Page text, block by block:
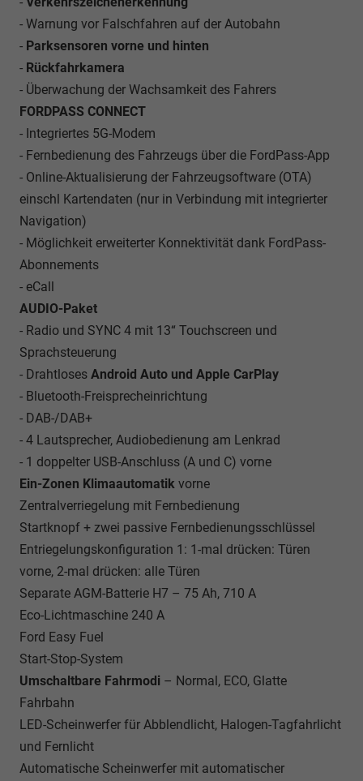
- Warnung vor Falschfahren auf der Autobahn
- Parksensoren vorne und hinten
- Rückfahrkamera
- Überwachung der Wachsamkeit des Fahrers
FORDPASS CONNECT
- Integriertes 5G-Modem
- Fernbedienung des Fahrzeugs über die FordPass-App
- Online-Aktualisierung der Fahrzeugsoftware (OTA)
einschl Kartendaten (nur in Verbindung mit integrierter
Navigation)
- Möglichkeit erweiterter Konnektivität dank FordPass-
Abonnements
- eCall
AUDIO-Paket
- Radio und SYNC 4 mit 13“ Touchscreen und
Sprachsteuerung
- Drahtloses Android Auto und Apple CarPlay
- Bluetooth-Freisprecheinrichtung
- DAB-/DAB+
- 4 Lautsprecher, Audiobedienung am Lenkrad
- 1 doppelter USB-Anschluss (A und C) vorne
Ein-Zonen Klimaautomatik vorne
Zentralverriegelung mit Fernbedienung
Startknopf + zwei passive Fernbedienungsschlüssel
Entriegelungskonfiguration 1: 1-mal drücken: Türen
vorne, 2-mal drücken: alle Türen
Separate AGM-Batterie H7 – 75 Ah, 710 A
Eco-Lichtmaschine 240 A
Ford Easy Fuel
Start-Stop-System
Umschaltbare Fahrmodi – Normal, ECO, Glatte
Fahrbahn
LED-Scheinwerfer für Abblendlicht, Halogen-Tagfahrlicht
und Fernlicht
Automatische Scheinwerfer mit automatischer